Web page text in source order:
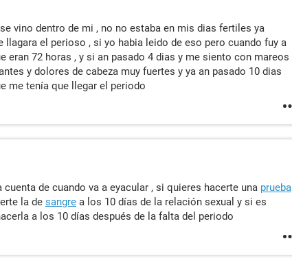
vino dentro de mi , no no estaba en mis dias fertiles ya
llagara el perioso , si yo habia leido de eso pero cuando fuy a
eran 72 horas , y si an pasado 4 dias y me siento con mareos
y dolores de cabeza muy fuertes y ya an pasado 10 dias
me tenía que llegar el periodo
cuenta de cuando va a eyacular , si quieres hacerte una prueba
la de sangre a los 10 días de la relación sexual y si es
a los 10 días después de la falta del periodo